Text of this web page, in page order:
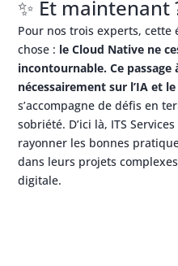
✨ Et maintenant
Pour nos trois experts,
chose : le Cloud Native ne
incontournable. Ce passage
nécessairement sur l’IA et
s’accompagne de défis en
sobriété. D’ici là, ITS
rayonner les bonnes
dans leurs projets
digitale.